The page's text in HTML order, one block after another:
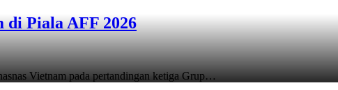
di Piala AFF 2026
Vietnam pada pertandingan ketiga Grup…